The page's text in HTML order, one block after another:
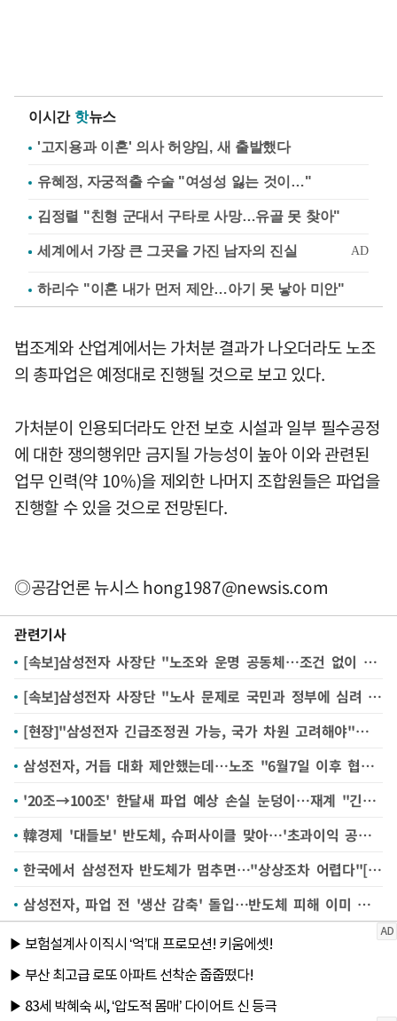
이시간 핫뉴스
'고지용과 이혼' 의사 허양임, 새 출발했다
유혜정, 자궁적출 수술 "여성성 잃는 것이…"
김정렬 "친형 군대서 구타로 사망…유골 못 찾아"
하리수 "이혼 내가 먼저 제안…아기 못 낳아 미안"
법조계와 산업계에서는 가처분 결과가 나오더라도 노조
의 총파업은 예정대로 진행될 것으로 보고 있다.
가처분이 인용되더라도 안전 보호 시설과 일부 필수공정
에 대한 쟁의행위만 금지될 가능성이 높아 이와 관련된
업무 인력(약 10%)을 제외한 나머지 조합원들은 파업을
진행할 수 있을 것으로 전망된다.
◎공감언론 뉴시스hong1987@newsis.com
관련기사
[속보]삼성전자 사장단 "노조와 운명 공동체…조건 없이 열린 자세로 대화"
[속보]삼성전자 사장단 "노사 문제로 국민과 정부에 심려 끼쳐…사과드린다"
[현장]"삼성전자 긴급조정권 가능, 국가 차원 고려해야"…전문가들, 파업 자제 촉구
삼성전자, 거듭 대화 제안했는데…노조 "6월7일 이후 협의할 것" 파업 강행 수순
'20조→100조' 한달새 파업 예상 손실 눈덩이…재계 "긴급조정 불가피, 서둘러야"
韓경제 '대들보' 반도체, 슈퍼사이클 맞아…'초과이익 공유' 논쟁 불붙어 [한국에 무슨 일이②]
한국에서 삼성전자 반도체가 멈추면…"상상조차 어렵다"[한국에 무슨 일이①]
삼성전자, 파업 전 '생산 감축' 돌입…반도체 피해 이미 시작